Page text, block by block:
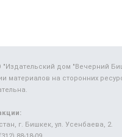
дом "Вечерний
материалов на сторонних
г. Бишкек, ул. Усенбаева, 2.